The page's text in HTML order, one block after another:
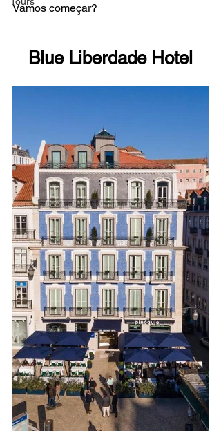
Vamos começar?
Blue Liberdade Hotel